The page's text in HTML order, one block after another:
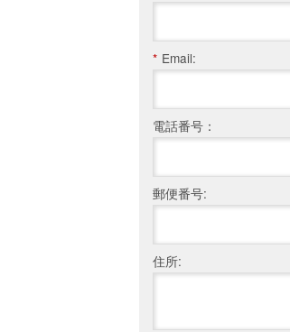
* Email:
電話番号：
郵便番号:
住所: